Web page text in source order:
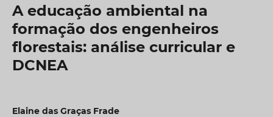
A educação ambiental na
formação dos engenheiros
florestais: análise curricular e
DCNEA
Elaine das Graças Frade